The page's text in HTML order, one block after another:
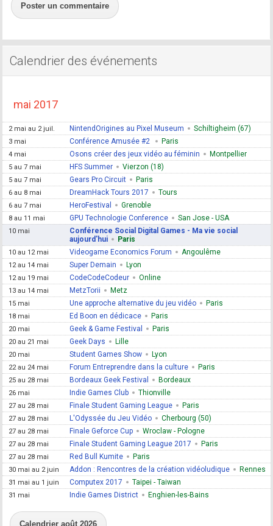
Poster un commentaire
Calendrier des événements
mai 2017
2 mai au 2 juil. NintendOrigines au Pixel Museum Schiltigheim (67)
3 mai Conférence Amusée #2 Paris
4 mai Osons créer des jeux vidéo au féminin Montpellier
5 au 7 mai HFS Summer Vierzon (18)
5 au 7 mai Gears Pro Circuit Paris
6 au 8 mai DreamHack Tours 2017 Tours
6 au 7 mai HeroFestival Grenoble
8 au 11 mai GPU Technologie Conference San Jose - USA
10 mai
Conférence Social Digital Games - Ma vie social
aujourd'hui
Paris
10 au 12 mai Videogame Economics Forum Angoulême
12 au 14 mai Super Demain Lyon
12 au 19 mai CodeCodeCodeur Online
13 au 14 mai MetzTorii Metz
15 mai Une approche alternative du jeu vidéo Paris
18 mai Ed Boon en dédicace Paris
20 mai Geek & Game Festival Paris
20 au 21 mai Geek Days Lille
20 mai Student Games Show Lyon
22 au 24 mai Forum Entreprendre dans la culture Paris
25 au 28 mai Bordeaux Geek Festival Bordeaux
26 mai Indie Games Club Thionville
27 au 28 mai Finale Student Gaming League Paris
27 au 28 mai L'Odyssée du Jeu Vidéo Cherbourg (50)
27 au 28 mai Finale Geforce Cup Wroclaw - Pologne
27 au 28 mai Finale Student Gaming League 2017 Paris
27 au 28 mai Red Bull Kumite Paris
30 mai au 2 juin Addon : Rencontres de la création vidéoludique Rennes
31 mai au 1 juin Computex 2017 Taipei - Taiwan
31 mai Indie Games District Enghien-les-Bains
Calendrier août 2026